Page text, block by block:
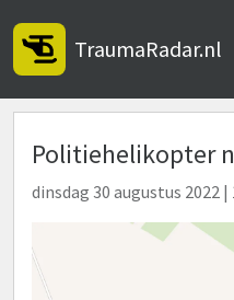
TraumaRadar.nl
Politiehelikopter
dinsdag 30 augustus 2022